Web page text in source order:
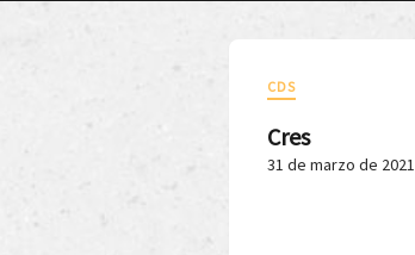
CDS
Cres
31 de marzo de 2021